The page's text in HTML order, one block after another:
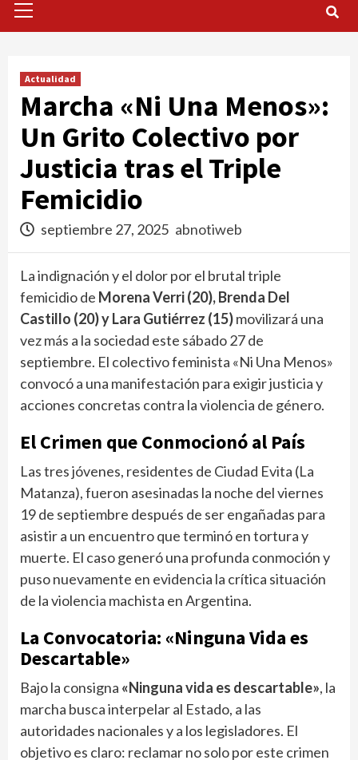
Menu
Actualidad
Marcha «Ni Una Menos»:
Un Grito Colectivo por
Justicia tras el Triple
Femicidio
septiembre 27, 2025 abnotiweb
La indignación y el dolor por el brutal triple
femicidio de Morena Verri (20), Brenda Del
Castillo (20) y Lara Gutiérrez (15)movilizará una
vez más a la sociedad este sábado 27 de
septiembre. El colectivo feminista «Ni Una Menos»
convocó a una manifestación para exigir justicia y
acciones concretas contra la violencia de género.
El Crimen que Conmocionó al País
Las tres jóvenes, residentes de Ciudad Evita (La
Matanza), fueron asesinadas la noche del viernes
19 de septiembre después de ser engañadas para
asistir a un encuentro que terminó en tortura y
muerte. El caso generó una profunda conmoción y
puso nuevamente en evidencia la crítica situación
de la violencia machista en Argentina.
La Convocatoria: «Ninguna Vida es
Descartable»
Bajo la consigna «Ninguna vida es descartable», la
marcha busca interpelar al Estado, a las
autoridades nacionales y a los legisladores. El
objetivo es claro: reclamar no solo por este crimen